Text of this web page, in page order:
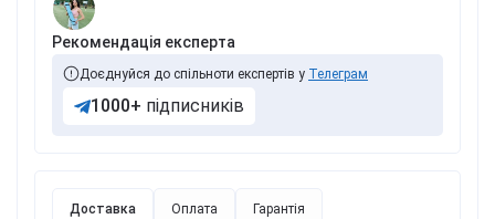
Доставка Оплата Гарантія
Рекомендація експерта
Доєднуйся до спільноти експертів у Телеграм
1000+ підписників